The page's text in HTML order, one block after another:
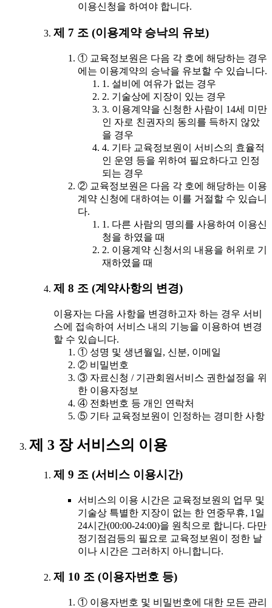
이용신청을 하여야 합니다.
제 7 조 (이용계약 승낙의 유보)
① 교육정보원은 다음 각 호에 해당하는 경우
에는 이용계약의 승낙을 유보할 수 있습니다.
1. 설비에 여유가 없는 경우
2. 기술상에 지장이 있는 경우
3. 이용계약을 신청한 사람이 14세 미만
인 자로 친권자의 동의를 득하지 않았
을 경우
4. 기타 교육정보원이 서비스의 효율적
인 운영 등을 위하여 필요하다고 인정
되는 경우
② 교육정보원은 다음 각 호에 해당하는 이용
계약 신청에 대하여는 이를 거절할 수 있습니
다.
1. 다른 사람의 명의를 사용하여 이용신
청을 하였을 때
2. 이용계약 신청서의 내용을 허위로 기
재하였을 때
제 8 조 (계약사항의 변경)
이용자는 다음 사항을 변경하고자 하는 경우 서비
스에 접속하여 서비스 내의 기능을 이용하여 변경
할 수 있습니다.
① 성명 및 생년월일, 신분, 이메일
② 비밀번호
③ 자료신청 / 기관회원서비스 권한설정을 위
한 이용자정보
④ 전화번호 등 개인 연락처
⑤ 기타 교육정보원이 인정하는 경미한 사항
제 3 장 서비스의 이용
제 9 조 (서비스 이용시간)
서비스의 이용 시간은 교육정보원의 업무 및
기술상 특별한 지장이 없는 한 연중무휴, 1일
24시간(00:00-24:00)을 원칙으로 합니다. 다만
정기점검등의 필요로 교육정보원이 정한 날
이나 시간은 그러하지 아니합니다.
제 10 조 (이용자번호 등)
① 이용자번호 및 비밀번호에 대한 모든 관리